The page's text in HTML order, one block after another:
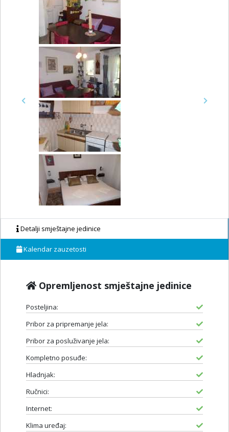
Previous Next
Detalji smještajne jedinice
Kalendar zauzetosti
Opremljenost smještajne jedinice
Posteljina:
Pribor za pripremanje jela:
Pribor za posluživanje jela:
Kompletno posuđe:
Hladnjak:
Ručnici:
Internet:
Klima uređaj: